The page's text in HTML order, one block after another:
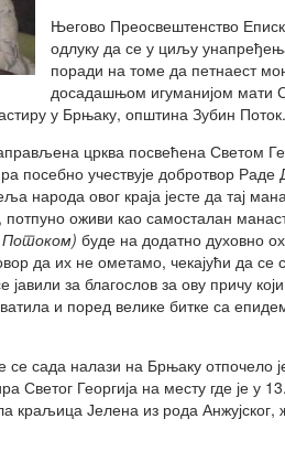
Његово Преосвештенство
одлуку да се у циљу
поради на томе да петнаест
досадашњом игуманијом мати
у Брњаку, општина Зубин
црква посвећена Светом
посебно учествује добротвор
народа овог краја јесте да тај
потпуно оживи као самосталан
Потоком) буде на додатно духовно
да их не ометамо, чекајући да
за благослов за ову причу
и поред велике битке са
се сада налази на Брњаку
Светог Георгија на месту где је у
краљица Јелена из рода